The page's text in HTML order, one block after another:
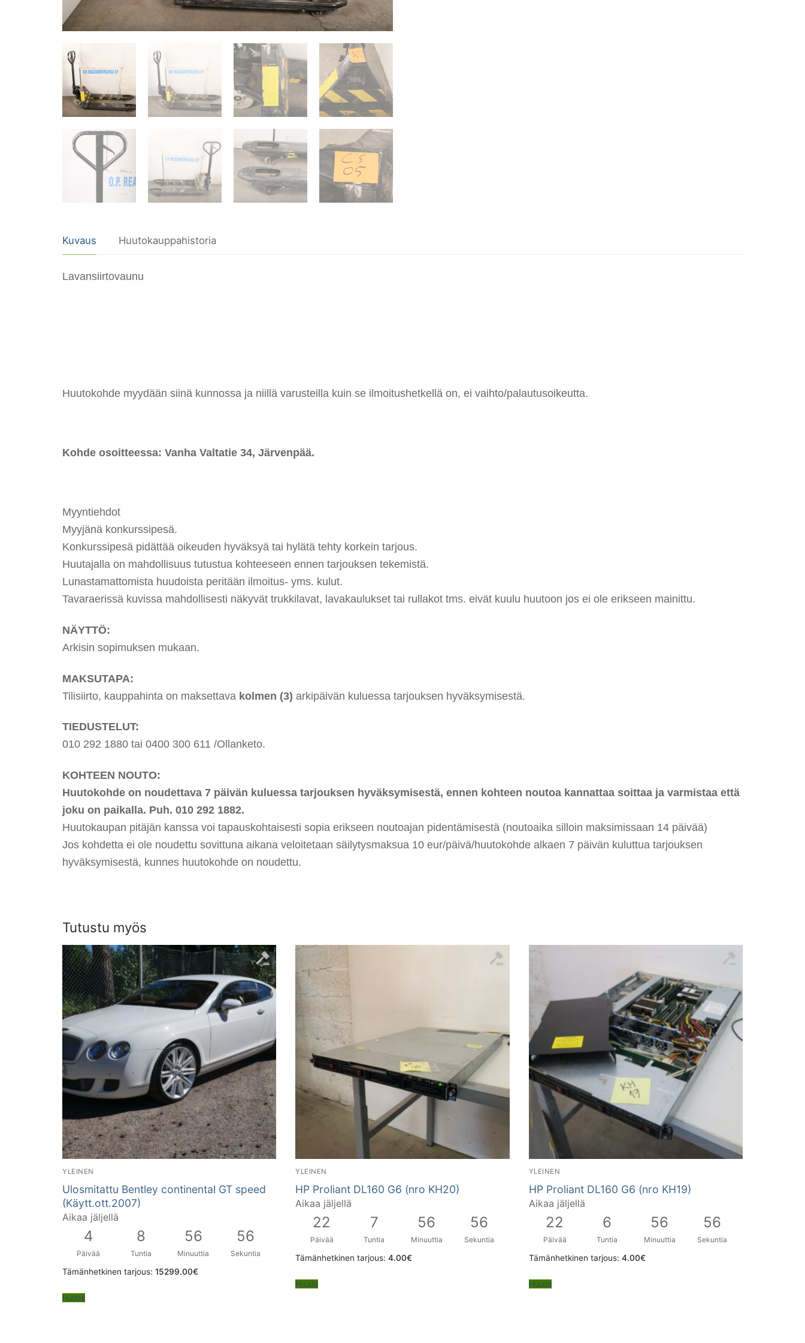
Kuvaus Huutokauppahistoria
Lavansiirtovaunu
Huutokohde myydään siinä kunnossa ja niillä varusteilla kuin se ilmoitushetkellä on, ei vaihto/palautusoikeutta.
Kohde osoitteessa: Vanha Valtatie 34, Järvenpää.
Myyntiehdot
Myyjänä konkurssipesä.
Konkurssipesä pidättää oikeuden hyväksyä tai hylätä tehty korkein tarjous.
Huutajalla on mahdollisuus tutustua kohteeseen ennen tarjouksen tekemistä.
Lunastamattomista huudoista peritään ilmoitus- yms. kulut.
Tavaraerissä kuvissa mahdollisesti näkyvät trukkilavat, lavakaulukset tai rullakot tms. eivät kuulu huutoon jos ei ole erikseen mainittu.
NÄYTTÖ:
Arkisin sopimuksen mukaan.
MAKSUTAPA:
Tilisiirto, kauppahinta on maksettava kolmen (3) arkipäivän kuluessa tarjouksen hyväksymisestä.
TIEDUSTELUT:
010 292 1880 tai 0400 300 611 /Ollanketo.
KOHTEEN NOUTO:
Huutokohde on noudettava 7 päivän kuluessa tarjouksen hyväksymisestä, ennen kohteen noutoa kannattaa soittaa ja varmistaa että
joku on paikalla. Puh. 010 292 1882.
Huutokaupan pitäjän kanssa voi tapauskohtaisesti sopia erikseen noutoajan pidentämisestä (noutoaika silloin maksimissaan 14 päivää)
Jos kohdetta ei ole noudettu sovittuna aikana veloitetaan säilytysmaksua 10 eur/päivä/huutokohde alkaen 7 päivän kuluttua tarjouksen
hyväksymisestä, kunnes huutokohde on noudettu.
Tutustu myös
YLEINEN
Ulosmitattu Bentley continental GT speed
(Käytt.ott.2007)
Aikaa jäljellä
4
Päivää
8
Tuntia
56
Minuuttia
55
Sekuntia
Tämänhetkinen tarjous: 15299.00€
Huuda
YLEINEN
HP Proliant DL160 G6 (nro KH20)
Aikaa jäljellä
22
Päivää
7
Tuntia
56
Minuuttia
55
Sekuntia
Tämänhetkinen tarjous: 4.00€
Huuda
YLEINEN
HP Proliant DL160 G6 (nro KH19)
Aikaa jäljellä
22
Päivää
6
Tuntia
56
Minuuttia
55
Sekuntia
Tämänhetkinen tarjous: 4.00€
Huuda